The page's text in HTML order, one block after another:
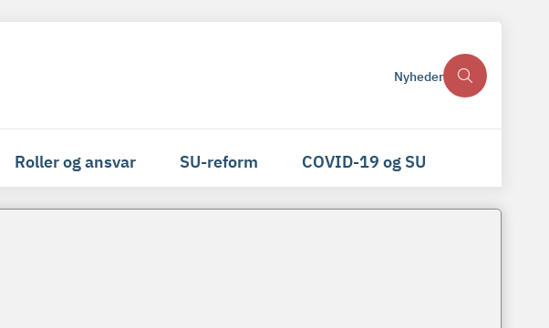
Nyheder
Roller og ansvar SU-reform COVID-19 og SU